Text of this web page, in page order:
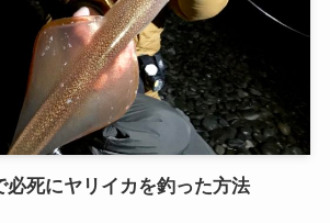
必死にヤリイカを釣った方法